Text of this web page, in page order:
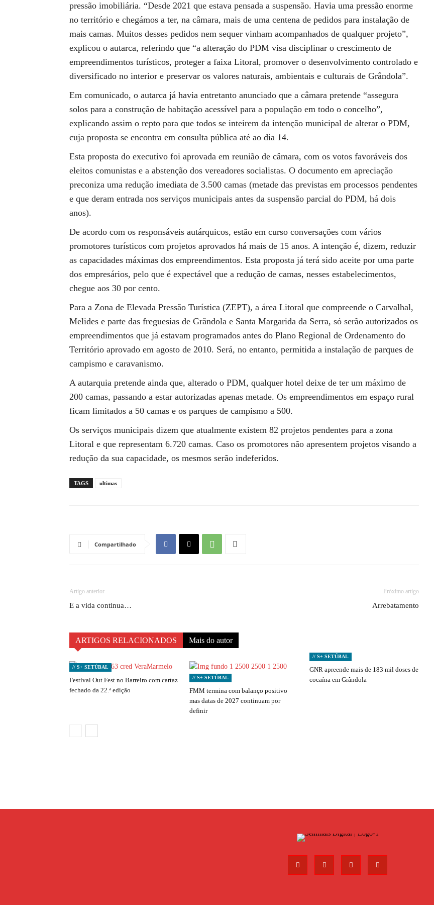
pressão imobiliária. “Desde 2021 que estava pensada a suspensão. Havia uma pressão enorme
no território e chegámos a ter, na câmara, mais de uma centena de pedidos para instalação de
mais camas. Muitos desses pedidos nem sequer vinham acompanhados de qualquer projeto”,
explicou o autarca, referindo que “a alteração do PDM visa disciplinar o crescimento de
empreendimentos turísticos, proteger a faixa Litoral, promover o desenvolvimento controlado e
diversificado no interior e preservar os valores naturais, ambientais e culturais de Grândola”.
Em comunicado, o autarca já havia entretanto anunciado que a câmara pretende “assegura
solos para a construção de habitação acessível para a população em todo o concelho”,
explicando assim o repto para que todos se inteirem da intenção municipal de alterar o PDM,
cuja proposta se encontra em consulta pública até ao dia 14.
Esta proposta do executivo foi aprovada em reunião de câmara, com os votos favoráveis dos
eleitos comunistas e a abstenção dos vereadores socialistas. O documento em apreciação
preconiza uma redução imediata de 3.500 camas (metade das previstas em processos pendentes
e que deram entrada nos serviços municipais antes da suspensão parcial do PDM, há dois
anos).
De acordo com os responsáveis autárquicos, estão em curso conversações com vários
promotores turísticos com projetos aprovados há mais de 15 anos. A intenção é, dizem, reduzir
as capacidades máximas dos empreendimentos. Esta proposta já terá sido aceite por uma parte
dos empresários, pelo que é expectável que a redução de camas, nesses estabelecimentos,
chegue aos 30 por cento.
Para a Zona de Elevada Pressão Turística (ZEPT), a área Litoral que compreende o Carvalhal,
Melides e parte das freguesias de Grândola e Santa Margarida da Serra, só serão autorizados os
empreendimentos que já estavam programados antes do Plano Regional de Ordenamento do
Território aprovado em agosto de 2010. Será, no entanto, permitida a instalação de parques de
campismo e caravanismo.
A autarquia pretende ainda que, alterado o PDM, qualquer hotel deixe de ter um máximo de
200 camas, passando a estar autorizadas apenas metade. Os empreendimentos em espaço rural
ficam limitados a 50 camas e os parques de campismo a 500.
Os serviços municipais dizem que atualmente existem 82 projetos pendentes para a zona
Litoral e que representam 6.720 camas. Caso os promotores não apresentem projetos visando a
redução da sua capacidade, os mesmos serão indeferidos.
TAGS ultimas
Compartilhado
Artigo anterior
E a vida continua…
Próximo artigo
Arrebatamento
ARTIGOS RELACIONADOS Mais do autor
// S+ SETÚBAL
Festival Out.Fest no Barreiro com cartaz
fechado da 22.ª edição
// S+ SETÚBAL
FMM termina com balanço positivo
mas datas de 2027 continuam por
definir
// S+ SETÚBAL
GNR apreende mais de 183 mil doses de
cocaína em Grândola